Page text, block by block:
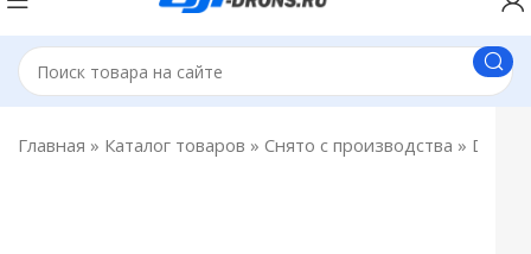
Главная » Каталог товаров »Снято с производства » DJI Air